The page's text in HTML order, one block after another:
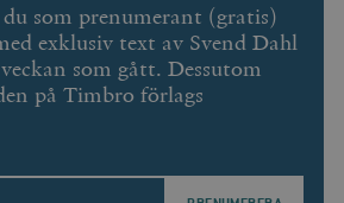
som prenumerant (gratis)
exklusiv text av Svend Dahl
som gått. Dessutom
på Timbro förlags